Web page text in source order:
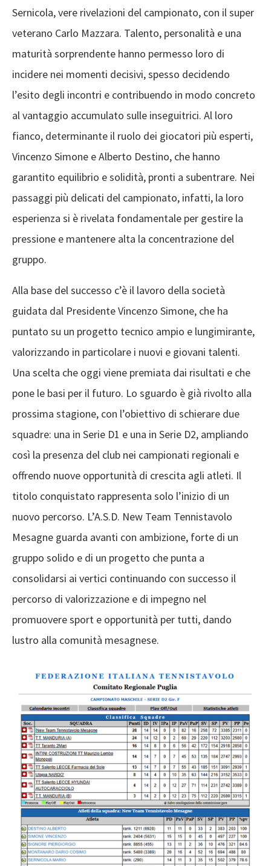
Sernicola, vere rivelazioni del campionato, con il super
veterano Carlo Mazzara. Talento, personalità e una
maturità sorprendente hanno permesso loro di
incidere nei momenti decisivi, spesso decidendo
l’esito degli incontri e contribuendo in modo concreto
al vantaggio accumulato sulle inseguitrici. Al loro
fianco, determinante il ruolo dei giocatori più esperti,
Vincenzo Simone e Alberto Destino, che hanno
garantito equilibrio e solidità, pronti a subentrare. Nei
passaggi più delicati del campionato, infatti, la loro
esperienza si è rivelata fondamentale per gestire la
pressione e mantenere alta la concentrazione del
gruppo.
Alla base del successo c’è il lavoro della società
guidata dal Presidente Vincenzo Simone, che ha
puntato su un progetto tecnico ampio e lungimirante,
valorizzando in particolare i nuovi e giovani talenti.
Una scelta che oggi viene premiata dai risultati e che
pone le basi per il futuro. Lo sguardo è già rivolto alla
prossima stagione, con l’obiettivo di schierare due
squadre: una in Serie D1 e una in Serie D2, ampliando
così la presenza del club nei campionati regionali e
offrendo nuove opportunità di crescita agli atleti. Il
titolo conquistato rappresenta solo l’inizio di un
nuovo percorso. L’A.S.D. New Team Tennistavolo
Mesagne guarda avanti con ambizione, forte di un
gruppo solido e di un progetto che punta a
consolidarsi ai vertici continuando con successo il
percorso di valorizzazione e di impegno nel
promuovere sport e opportunità per tutti, dando
lustro alla comunità mesagnese.